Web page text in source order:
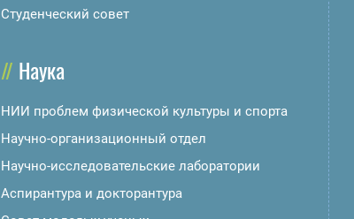
Студенческий совет
Наука
НИИ проблем физической культуры и спорта
Научно-организационный отдел
Научно-исследовательские лаборатории
Аспирантура и докторантура